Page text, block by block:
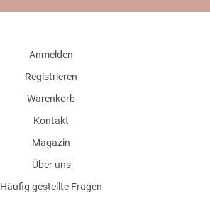
Anmelden
Registrieren
Warenkorb
Kontakt
Magazin
Über uns
Häufig gestellte Fragen